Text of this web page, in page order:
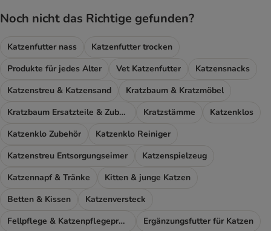
Noch nicht das Richtige gefunden?
Katzenfutter nass
Katzenfutter trocken
Produkte für jedes Alter
Vet Katzenfutter
Katzensnacks
Katzenstreu & Katzensand
Kratzbaum & Kratzmöbel
Kratzbaum Ersatzteile & Zubehör
Kratzstämme
Katzenklos
Katzenklo Zubehör
Katzenklo Reiniger
Katzenstreu Entsorgungseimer
Katzenspielzeug
Katzennapf & Tränke
Kitten & junge Katzen
Betten & Kissen
Katzenversteck
Fellpflege & Katzenpflegeprodukte
Ergänzungsfutter für Katzen